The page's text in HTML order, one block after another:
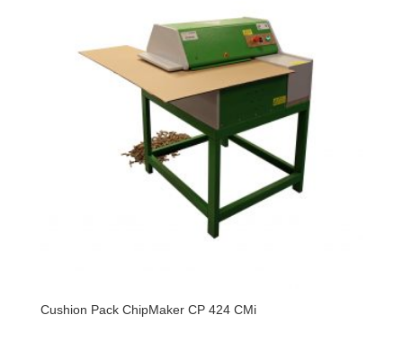
Cushion Pack ChipMaker CP 424 CMi